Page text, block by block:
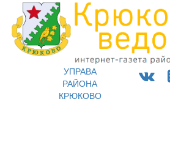
УПРАВА
РАЙОНА
КРЮКОВО